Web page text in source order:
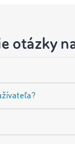
otázky